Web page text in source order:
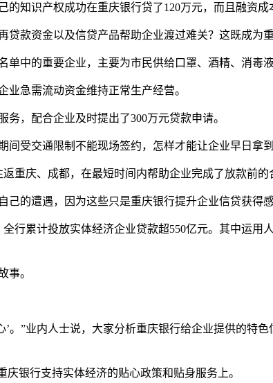
知识产权成功在重庆银行贷了120万元，而且融资成
款资金以及信贷产品帮助企业渡过难关？这既成为
中的重要企业，主要为市民供给口罩、酒精、消毒
急需流动资金维持正常生产经营。
，配合企业及时提出了300万元贷款申请。
受交通限制不能现场签约，怎样才能让企业早日拿到
重庆、成都，在最短时间内帮助企业完成了放款前
的遭遇，因为这些只是重庆银行提升企业信贷获得感
行累计投放实体经济企业贷款超550亿元。其中运用
事。
。”业内人士说，大家分析重庆银行给企业提供的特
银行支持实体经济的贴心政策和贴身服务上。